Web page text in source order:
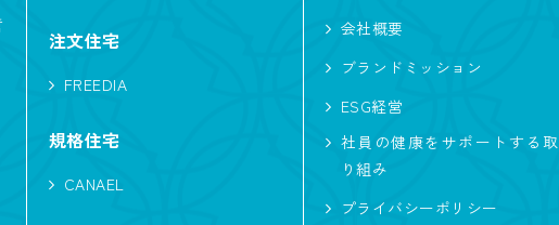
ホテルライク
インテリア・内観
エアシス
造作物
音楽
シャワールーム
子育て
注文住宅
FREEDIA
規格住宅
CANAEL
会社概要
ブランドミッション
ESG経営
社員の健康をサポートする取
り組み
プライバシーポリシー